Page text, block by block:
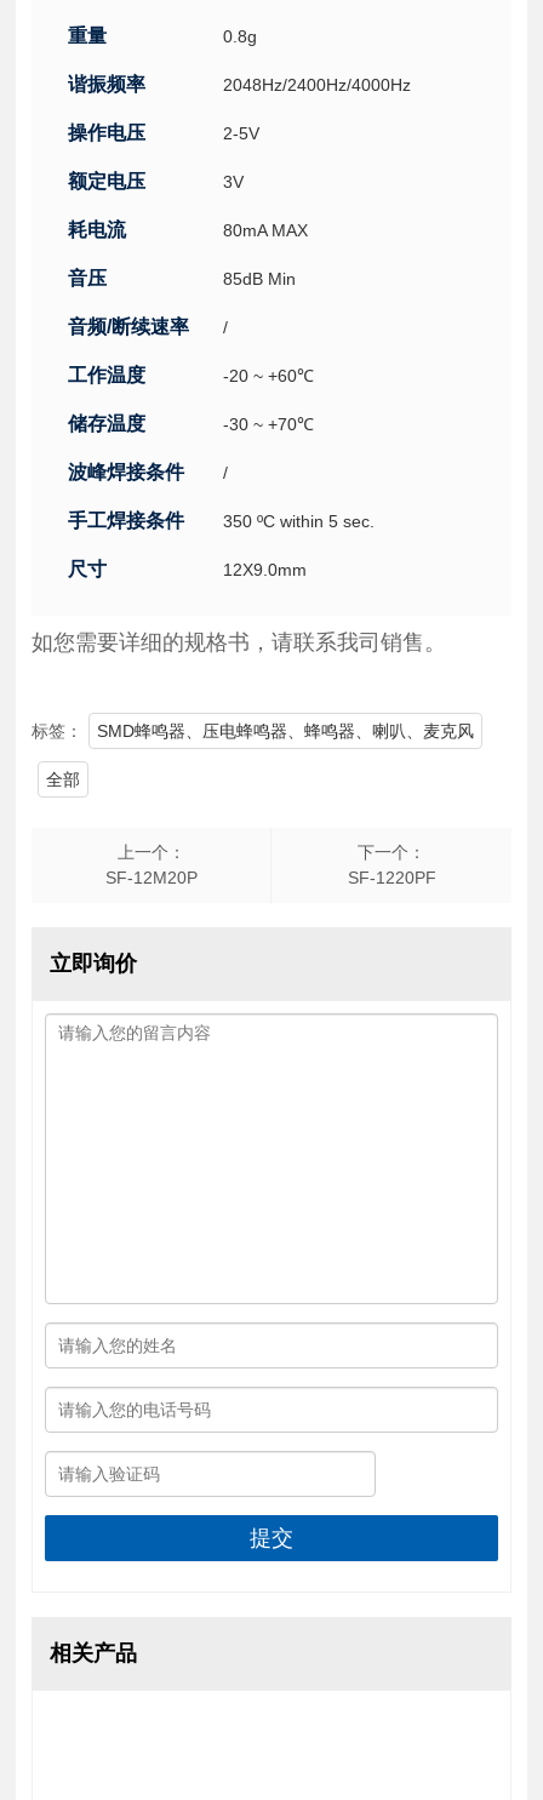
重量 0.8g
谐振频率 2048Hz/2400Hz/4000Hz
操作电压 2-5V
额定电压 3V
耗电流 80mA MAX
音压 85dB Min
音频/断续速率 /
工作温度 -20 ~ +60℃
储存温度 -30 ~ +70℃
波峰焊接条件 /
手工焊接条件 350 ºC within 5 sec.
尺寸 12X9.0mm
如您需要详细的规格书，请联系我司销售。
标签： SMD蜂鸣器、压电蜂鸣器、蜂鸣器、喇叭、麦克风
全部
上一个：
SF-12M20P
下一个：
SF-1220PF
立即询价
提交
相关产品